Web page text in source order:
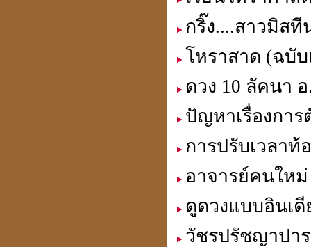
กริ๊ง....สาวมิส
โหราสาด (ฉบั
ดวง 10 ลัคนา
ปัญหาเรื่องกา
การปรับเวลาท้
อาจารย์คนให
ดูดวงแบบอินเดี
วัชรปรัชญาปา